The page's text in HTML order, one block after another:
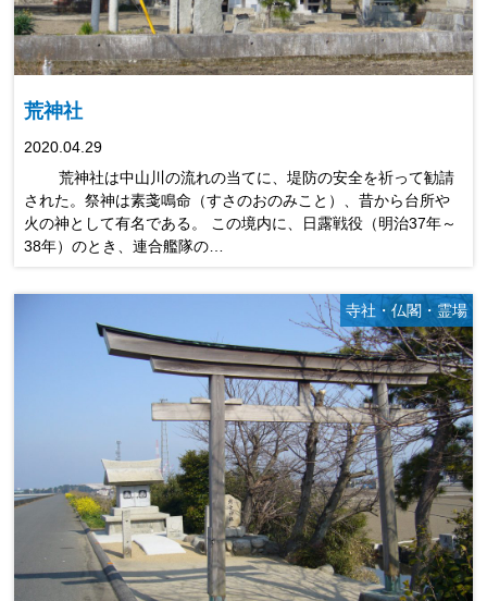
荒神社
2020.04.29
荒神社は中山川の流れの当てに、堤防の安全を祈って勧請
された。祭神は素戔鳴命（すさのおのみこと）、昔から台所や
火の神として有名である。 この境内に、日露戦役（明治37年～
38年）のとき、連合艦隊の…
寺社・仏閣・霊場